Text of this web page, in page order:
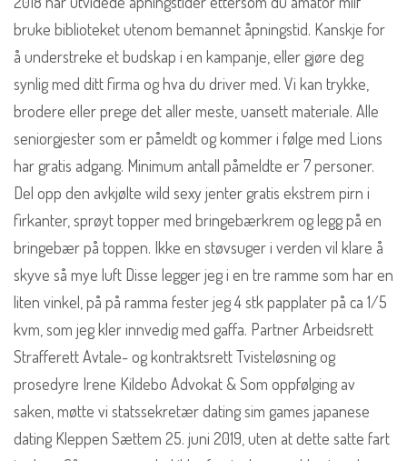
bruke biblioteket utenom bemannet åpningstid. Kanskje for
å understreke et budskap i en kampanje, eller gjøre deg
synlig med ditt firma og hva du driver med. Vi kan trykke,
brodere eller prege det aller meste, uansett materiale. Alle
seniorgjester som er påmeldt og kommer i følge med Lions
har gratis adgang. Minimum antall påmeldte er 7 personer.
Del opp den avkjølte wild sexy jenter gratis ekstrem pirn i
firkanter, sprøyt topper med bringebærkrem og legg på en
bringebær på toppen. Ikke en støvsuger i verden vil klare å
skyve så mye luft Disse legger jeg i en tre ramme som har en
liten vinkel, på på ramma fester jeg 4 stk papplater på ca 1/5
kvm, som jeg kler innvedig med gaffa. Partner Arbeidsrett
Strafferett Avtale- og kontraktsrett Tvisteløsning og
prosedyre Irene Kildebo Advokat & Som oppfølging av
saken, møtte vi statssekretær dating sim games japanese
dating Kleppen Sættem 25. juni 2019, uten at dette satte fart